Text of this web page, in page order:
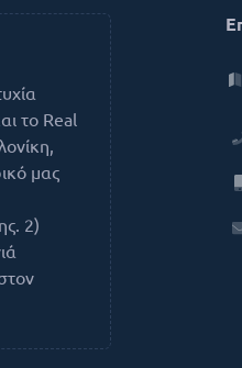
το Real
μας
2)